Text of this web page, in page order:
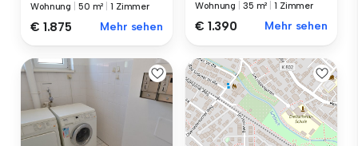
Wohnung 50 m² |1 Zimmer
€ 1.875 Mehr sehen
Wohnung 35 m² |1 Zimmer
€ 1.390 Mehr sehen